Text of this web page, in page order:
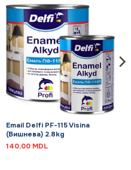
Email Delfi PF-115 Visina
(Вишнева) 2.8kg
140,00 MDL